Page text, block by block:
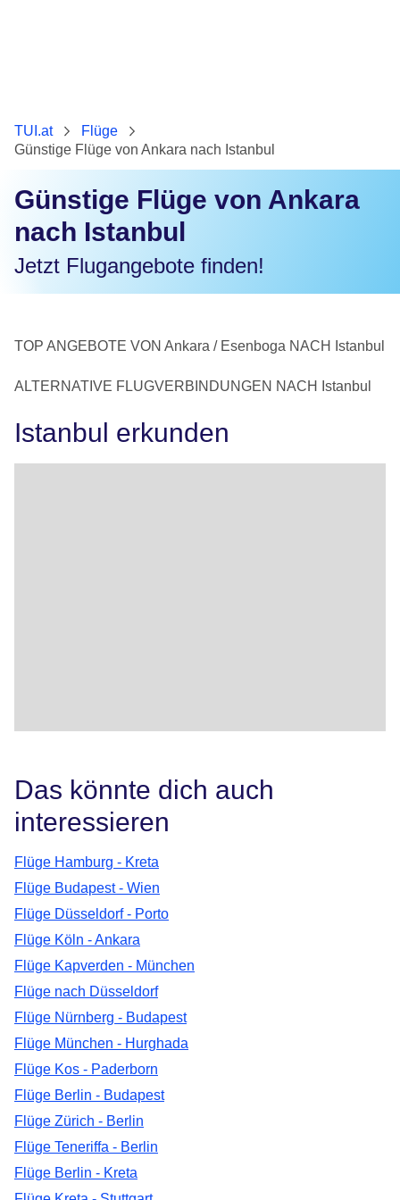
TUI.at
Flüge
Günstige Flüge von Ankara nach Istanbul
Günstige Flüge von Ankara
nach Istanbul
Jetzt Flugangebote finden!
TOP ANGEBOTE VON Ankara / Esenboga NACH Istanbul
ALTERNATIVE FLUGVERBINDUNGEN NACH Istanbul
Istanbul erkunden
Das könnte dich auch
interessieren
Flüge Hamburg - Kreta
Flüge Budapest - Wien
Flüge Düsseldorf - Porto
Flüge Köln - Ankara
Flüge Kapverden - München
Flüge nach Düsseldorf
Flüge Nürnberg - Budapest
Flüge München - Hurghada
Flüge Kos - Paderborn
Flüge Berlin - Budapest
Flüge Zürich - Berlin
Flüge Teneriffa - Berlin
Flüge Berlin - Kreta